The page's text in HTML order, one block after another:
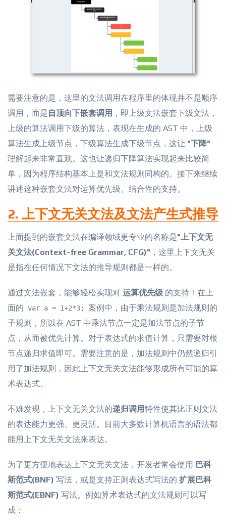
需要注意的是，这里的文法调用在程序里的体现并不是顺序
调用，而是自顶向下嵌套调用 ，即上级文法嵌套下级文法，
上级的算法调用下级的算法，表现在生成的 AST 中，上级
算法生成上级节点，下级算法生成下级节点，这让 "下降"
理解起来非常直观。这也让递归下降算法实现起来比较简
单，因为程序结构基本上是和文法规则同构的。接下来继续
讲述这种嵌套文法对运算优先级、结合性的支持。
2. 上下文无关文法及文法产生式推导
上面提到的嵌套文法在编译领域更专业的名称是"上下文无
关文法(Context-free Grammar, CFG)" ，这里上下文无关
是指在任何情况下文法的推导规则都是一样的。
通过文法嵌套，能够轻松实现对 运算优先级 的支持！在上
面的
var a = 1+2*3;
案例中，由于乘法规则是加法规则的
子规则，所以在 AST 中乘法节点一定是加法节点的子节
点，从而被优先计算。对于表达式的求值计算，只需要对根
节点递归求值即可。需要注意的是，加法规则中仍然递归引
用了加法规则，因此上下文无关文法能够形成所有可能的算
术表达式。
不难发现，上下文无关文法的递归调用特性使其比正则文法
的表达能力更强、更灵活。目前大多数计算机语言的语法都
能用上下文无关文法来表达。
为了更方便地表达上下文无关文法，开发者常会使用 巴科
斯范式(BNF) 写法，或是支持正则表达式写法的 扩展巴科
斯范式(EBNF) 写法。例如算术表达式的文法规则可以写
成：